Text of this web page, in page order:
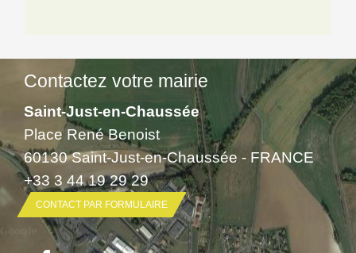
Contactez votre mairie
Saint-Just-en-Chaussée
Place René Benoist
60130 Saint-Just-en-Chaussée - FRANCE
+33 3 44 19 29 29
CONTACT PAR FORMULAIRE